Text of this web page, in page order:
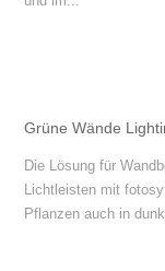
Grüne Wände
Die Lösung für
Lichtleisten mit
Pflanzen auch in